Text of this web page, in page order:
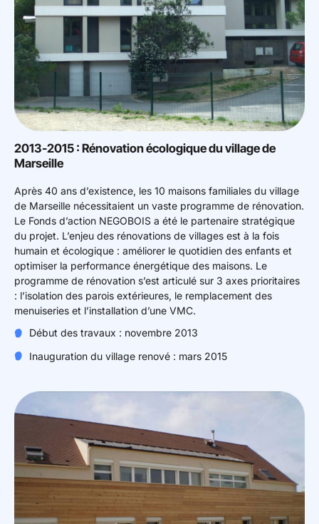
2013-2015 : Rénovation écologique du village de
Marseille
Après 40 ans d’existence, les 10 maisons familiales du village
de Marseille nécessitaient un vaste programme de rénovation.
Le Fonds d’action NEGOBOIS a été le partenaire stratégique
du projet. L’enjeu des rénovations de villages est à la fois
humain et écologique : améliorer le quotidien des enfants et
optimiser la performance énergétique des maisons. Le
programme de rénovation s’est articulé sur 3 axes prioritaires
: l’isolation des parois extérieures, le remplacement des
menuiseries et l’installation d’une VMC.
Début des travaux : novembre 2013
Inauguration du village renové : mars 2015